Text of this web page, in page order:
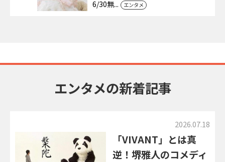
6/30無...
エンタメ
エンタメの新着記事
2026.07.18
「VIVANT」とは真
逆！堺雅人のコメディ